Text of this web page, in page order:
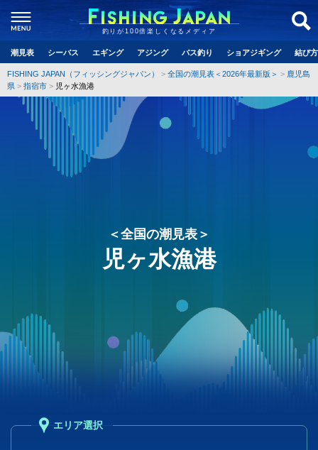
釣りが100倍楽しくなるメディア
潮見表 シーバス エギング アジング バス釣り ショアジギング 結び
FISHING JAPAN（フィッシングジャパン） 全国の潮見表＜2026年最新版＞
鹿児島
県
指宿市 児ヶ水漁港
＜全国の潮見表＞
児ヶ水漁港
エリア選択